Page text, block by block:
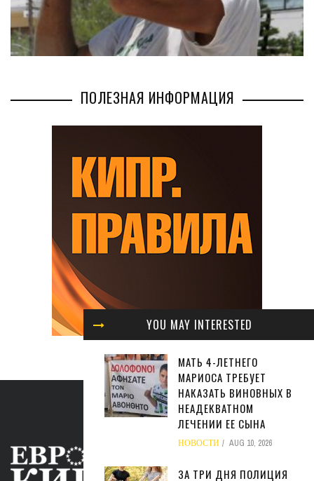
YOU MAY INTERESTED
МАТЬ 4-ЛЕТНЕГО
МАРИОСА ТРЕБУЕТ
НАКАЗАТЬ ВИНОВНЫХ В
НЕАДЕКВАТНОМ
ЛЕЧЕНИИ ЕЕ СЫНА
НОВОСТИ AUG 10, 2026
ЗА ТРИ ДНЯ ПОЛИЦИЯ
ПОЛЕЗНАЯ ИНФОРМАЦИЯ